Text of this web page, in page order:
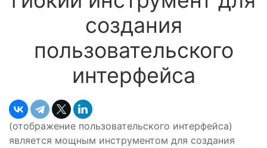
создания
пользовательского
интерфейса
(отображение пользовательского интерфейса)
является мощным инструментом для создания